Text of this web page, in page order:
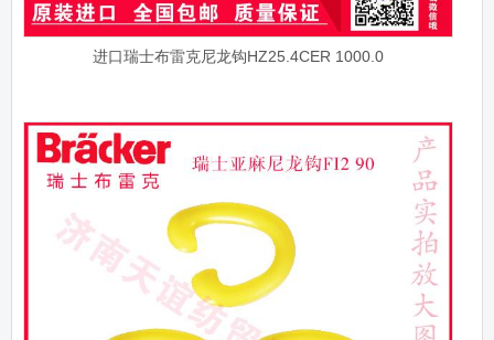
进口瑞士布雷克尼龙钩HZ25.4CER 1000.0